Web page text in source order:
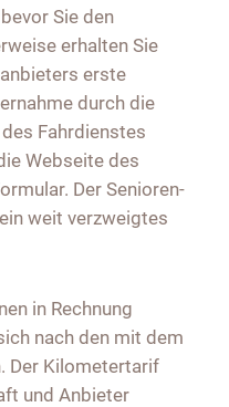
Sie den
erhalten Sie
erste
durch die
Fahrdienstes
Webseite des
Der Senioren-
weit verzweigtes
in Rechnung
nach den mit dem
Der Kilometertarif
und Anbieter